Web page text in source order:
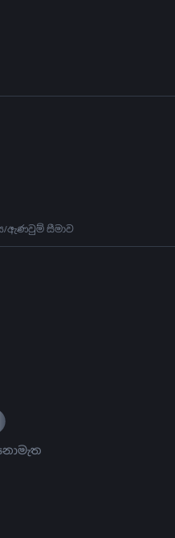
ඇණවුම් සීමාව